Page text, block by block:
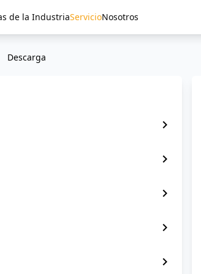
de la IndustriaServicioNosotros
Descarga
chevron_right
chevron_right
chevron_right
chevron_right
chevron_right